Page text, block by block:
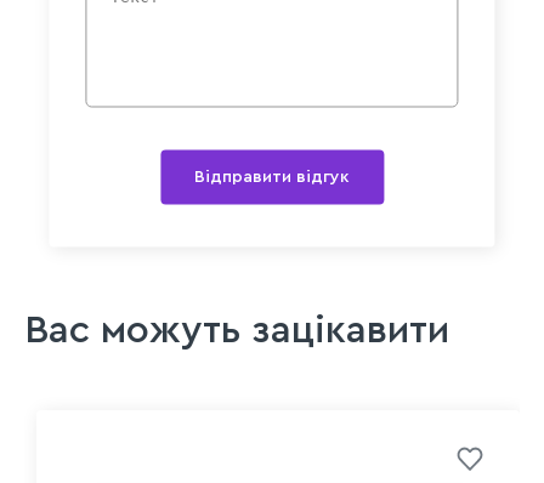
Відправити відгук
Вас можуть зацікавити